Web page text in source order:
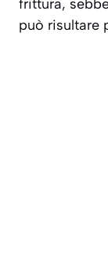
frittura,
può risultare